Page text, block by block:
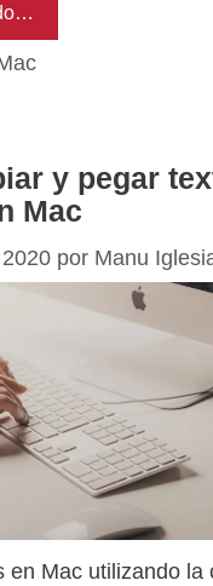
y pegar
Mac
por Manu
en Mac utilizando la